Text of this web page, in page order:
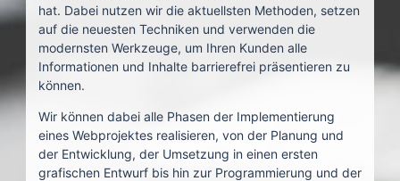
hat. Dabei nutzen wir die aktuellsten Methoden, setzen
auf die neuesten Techniken und verwenden die
modernsten Werkzeuge, um Ihren Kunden alle
Informationen und Inhalte barrierefrei präsentieren zu
können.
Wir können dabei alle Phasen der Implementierung
eines Webprojektes realisieren, von der Planung und
der Entwicklung, der Umsetzung in einen ersten
grafischen Entwurf bis hin zur Programmierung und der